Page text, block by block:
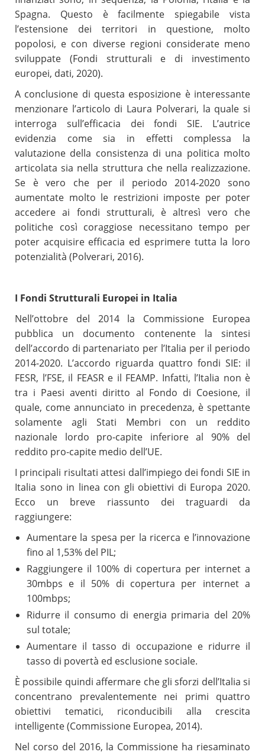
Spagna. Questo è facilmente spiegabile vista
l’estensione dei territori in questione, molto
popolosi, e con diverse regioni considerate meno
sviluppate (Fondi strutturali e di investimento
europei, dati, 2020).
A conclusione di questa esposizione è interessante
menzionare l’articolo di Laura Polverari, la quale si
interroga sull’efficacia dei fondi SIE. L’autrice
evidenzia come sia in effetti complessa la
valutazione della consistenza di una politica molto
articolata sia nella struttura che nella realizzazione.
Se è vero che per il periodo 2014-2020 sono
aumentate molto le restrizioni imposte per poter
accedere ai fondi strutturali, è altresì vero che
politiche così coraggiose necessitano tempo per
poter acquisire efficacia ed esprimere tutta la loro
potenzialità (Polverari, 2016).
I Fondi Strutturali Europei in Italia
Nell’ottobre del 2014 la Commissione Europea
pubblica un documento contenente la sintesi
dell’accordo di partenariato per l’Italia per il periodo
2014-2020. L’accordo riguarda quattro fondi SIE: il
FESR, l’FSE, il FEASR e il FEAMP. Infatti, l’Italia non è
tra i Paesi aventi diritto al Fondo di Coesione, il
quale, come annunciato in precedenza, è spettante
solamente agli Stati Membri con un reddito
nazionale lordo pro-capite inferiore al 90% del
reddito pro-capite medio dell’UE.
I principali risultati attesi dall’impiego dei fondi SIE in
Italia sono in linea con gli obiettivi di Europa 2020.
Ecco un breve riassunto dei traguardi da
raggiungere:
Aumentare la spesa per la ricerca e l’innovazione
fino al 1,53% del PIL;
Raggiungere il 100% di copertura per internet a
30mbps e il 50% di copertura per internet a
100mbps;
Ridurre il consumo di energia primaria del 20%
sul totale;
Aumentare il tasso di occupazione e ridurre il
tasso di povertà ed esclusione sociale.
È possibile quindi affermare che gli sforzi dell’Italia si
concentrano prevalentemente nei primi quattro
obiettivi tematici, riconducibili alla crescita
intelligente (Commissione Europea, 2014).
Nel corso del 2016, la Commissione ha riesaminato